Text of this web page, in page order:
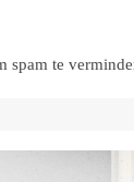
spam te